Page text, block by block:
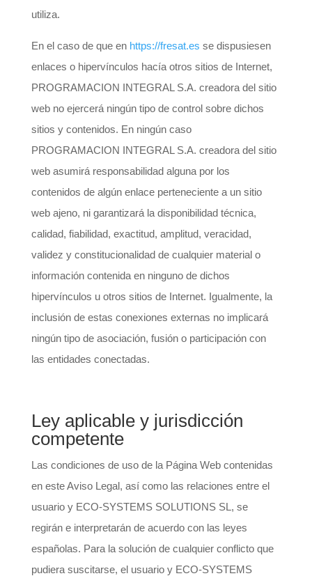
utiliza.
En el caso de que en https://fresat.es se dispusiesen
enlaces o hipervínculos hacía otros sitios de Internet,
PROGRAMACION INTEGRAL S.A. creadora del sitio
web no ejercerá ningún tipo de control sobre dichos
sitios y contenidos. En ningún caso
PROGRAMACION INTEGRAL S.A. creadora del sitio
web asumirá responsabilidad alguna por los
contenidos de algún enlace perteneciente a un sitio
web ajeno, ni garantizará la disponibilidad técnica,
calidad, fiabilidad, exactitud, amplitud, veracidad,
validez y constitucionalidad de cualquier material o
información contenida en ninguno de dichos
hipervínculos u otros sitios de Internet. Igualmente, la
inclusión de estas conexiones externas no implicará
ningún tipo de asociación, fusión o participación con
las entidades conectadas.
Ley aplicable y jurisdicción
competente
Las condiciones de uso de la Página Web contenidas
en este Aviso Legal, así como las relaciones entre el
usuario y ECO-SYSTEMS SOLUTIONS SL, se
regirán e interpretarán de acuerdo con las leyes
españolas. Para la solución de cualquier conflicto que
pudiera suscitarse, el usuario y ECO-SYSTEMS